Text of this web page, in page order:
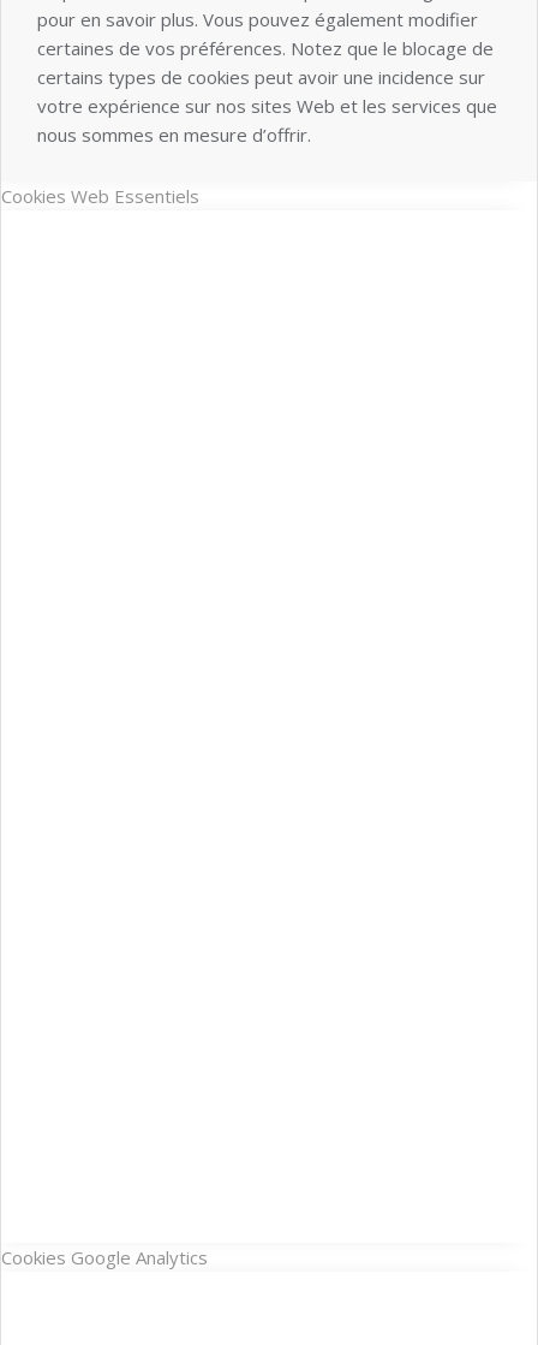
pour en savoir plus. Vous pouvez également modifier
certaines de vos préférences. Notez que le blocage de
certains types de cookies peut avoir une incidence sur
votre expérience sur nos sites Web et les services que
nous sommes en mesure d’offrir.
Cookies Web Essentiels
Cookies Google Analytics